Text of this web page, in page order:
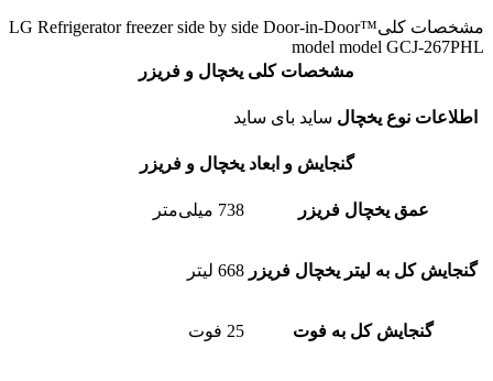
مشخصات کلیLG Refrigerator freezer side by side Door-in-Door™
model model GCJ-267PHL
مشخصات کلی یخچال و فریزر
اطلاعات نوع یخچال ساید بای ساید
گنجایش و ابعاد یخچال و فریزر
عمق یخچال فریزر 738 میلی‌متر
گنجایش کل به لیتر یخچال فریزر 668 لیتر
گنجایش کل به فوت 25 فوت